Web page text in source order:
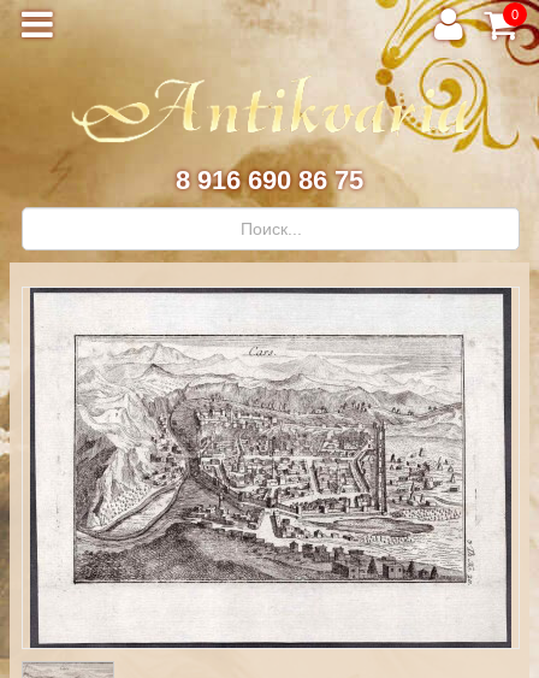
0
8 916 690 86 75